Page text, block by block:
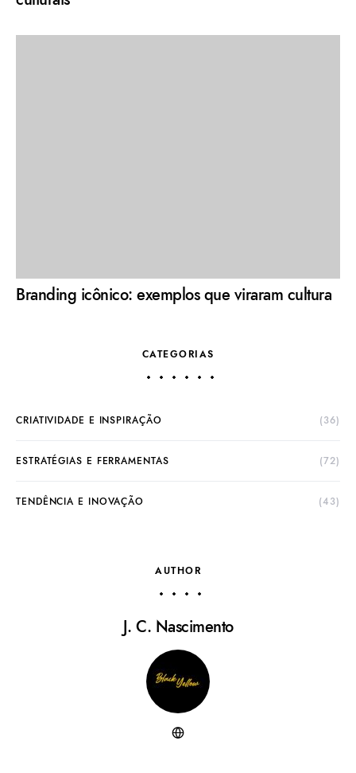
Branding icônico: exemplos que viraram cultura
CATEGORIAS
CRIATIVIDADE E INSPIRAÇÃO (36)
ESTRATÉGIAS E FERRAMENTAS (72)
TENDÊNCIA E INOVAÇÃO (43)
AUTHOR
J. C. Nascimento